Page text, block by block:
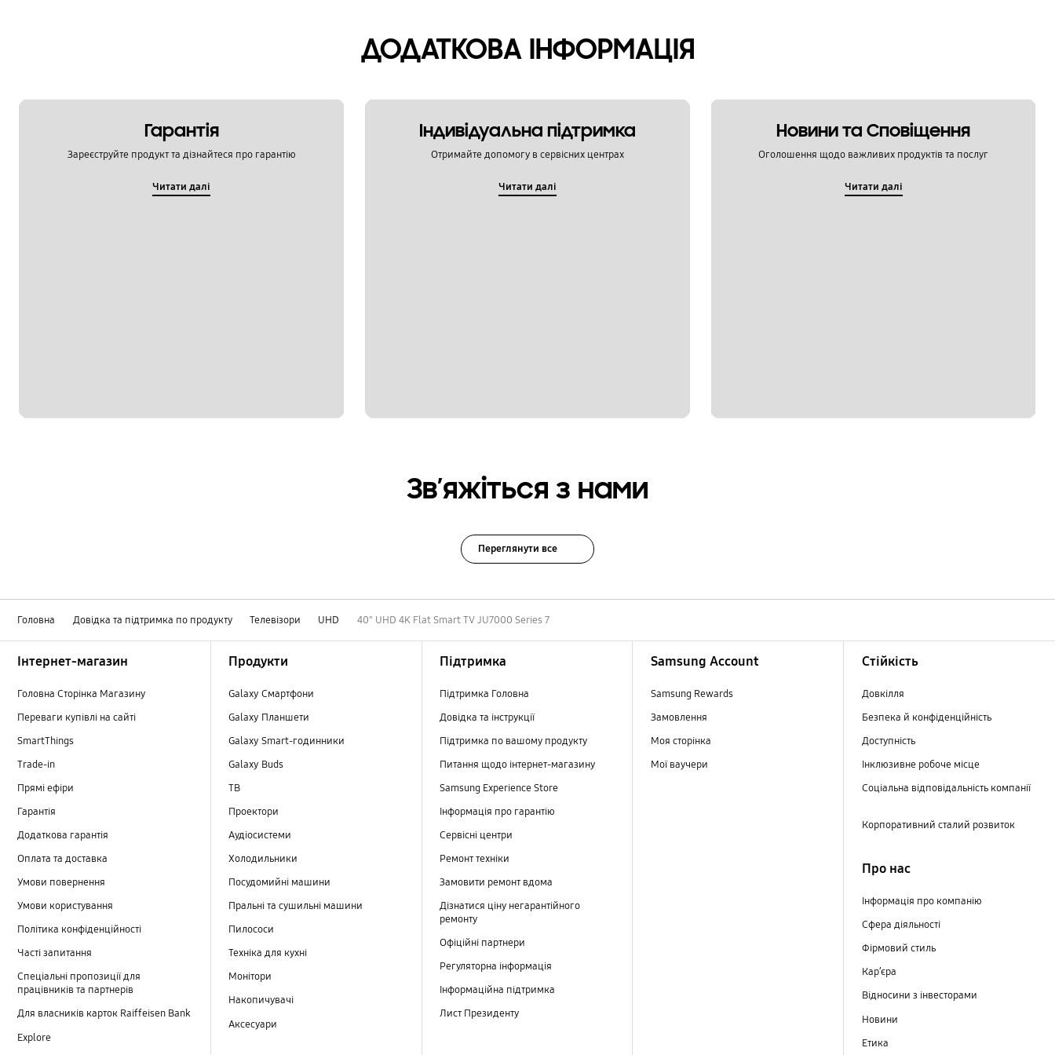
ДОДАТКОВА ІНФОРМАЦІЯ
Гарантія
Зареєструйте продукт та дізнайтеся про гарантію
Читати далі
Індивідуальна підтримка
Отримайте допомогу в сервісних центрах
Читати далі
Новини та Сповіщення
Оголошення щодо важливих продуктів та послуг
Читати далі
Зв’яжіться з нами
Переглянути все
Головна Довідка та підтримка по продукту Телевізори UHD 40" UHD 4K Flat Smart TV JU7000 Series 7
Інтернет-магазин
Головна Сторінка Магазину
Переваги купівлі на сайті
SmartThings
Trade-in
Прямі ефіри
Гарантія
Додаткова гарантія
Оплата та доставка
Умови повернення
Умови користування
Політика конфіденційності
Часті запитання
Спеціальні пропозиції для
працівників та партнерів
Для власників карток Raiffeisen Bank
Explore
Продукти
Galaxy Смартфони
Galaxy Планшети
Galaxy Smart-годинники
Galaxy Buds
TB
Проектори
Аудіосистеми
Холодильники
Посудомийні машини
Пральні та сушильні машини
Пилососи
Техніка для кухні
Монітори
Накопичувачі
Аксесуари
Підтримка
Підтримка Головна
Довідка та інструкції
Підтримка по вашому продукту
Питання щодо інтернет-магазину
Samsung Experience Store
Інформація про гарантію
Сервісні центри
Ремонт техніки
Замовити ремонт вдома
Дізнатися ціну негарантійного
ремонту
Офіційні партнери
Регуляторна інформація
Інформаційна підтримка
Лист Президенту
Samsung Account
Samsung Rewards
Замовлення
Моя сторінка
Мої ваучери
Стійкість
Довкілля
Безпека й конфіденційність
Доступність
Інклюзивне робоче місце
Соціальна відповідальність компанії
Корпоративний сталий розвиток
Про нас
Інформація про компанію
Сфера діяльності
Фірмовий стиль
Кар’єра
Відносини з інвесторами
Новини
Етика